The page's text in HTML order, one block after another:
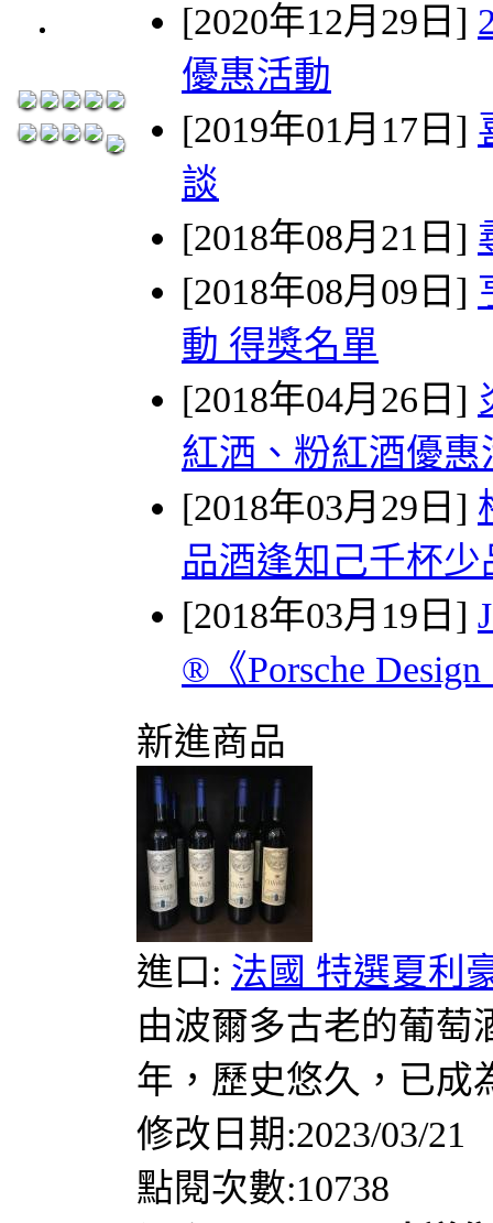
[2020年12月29日]
優惠活動
[2019年01月17日]
談
[2018年08月21日]
[2018年08月09日]
動 得獎名單
[2018年04月26日]
紅洒、粉紅酒優惠
[2018年03月29日]
品酒逢知己千杯少
[2018年03月19日]
®《Porsche
新進商品
進口: 法國 特選夏利
由波爾多古老的葡萄
年，歷史悠久，已成
修改日期:2023/03/21
點閱次數:10738